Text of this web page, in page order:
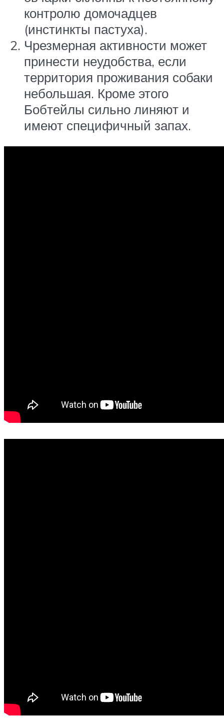
контролю домочадцев
(инстинкты пастуха).
Чрезмерная активности может
принести неудобства, если
территория проживания собаки
небольшая. Кроме этого
Бобтейлы сильно линяют и
имеют специфичный запах.